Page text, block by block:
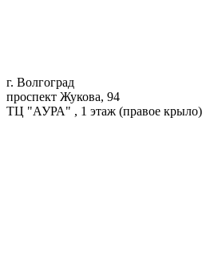
г. Волгоград
проспект Жукова, 94
ТЦ "АУРА" , 1 этаж (правое крыло)